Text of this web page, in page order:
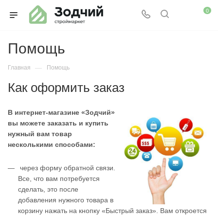
0
Помощь
Главная — Помощь
Как оформить заказ
В интернет-магазине «Зодчий»
вы можете заказать и купить
нужный вам товар
несколькими способами:
через форму обратной связи.
Все, что вам потребуется
сделать, это после
добавления нужного товара в
корзину нажать на кнопку «Быстрый заказ». Вам откроется